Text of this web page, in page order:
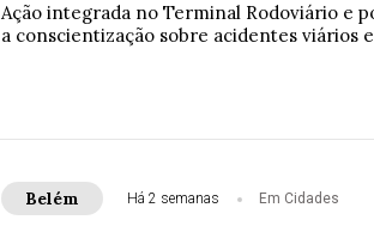
Ação integrada no Terminal Rodoviário e
a conscientização sobre acidentes viários
Belém Há 2 semanas Em Cidades